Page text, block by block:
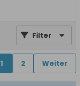
Filter
1 2 Weiter